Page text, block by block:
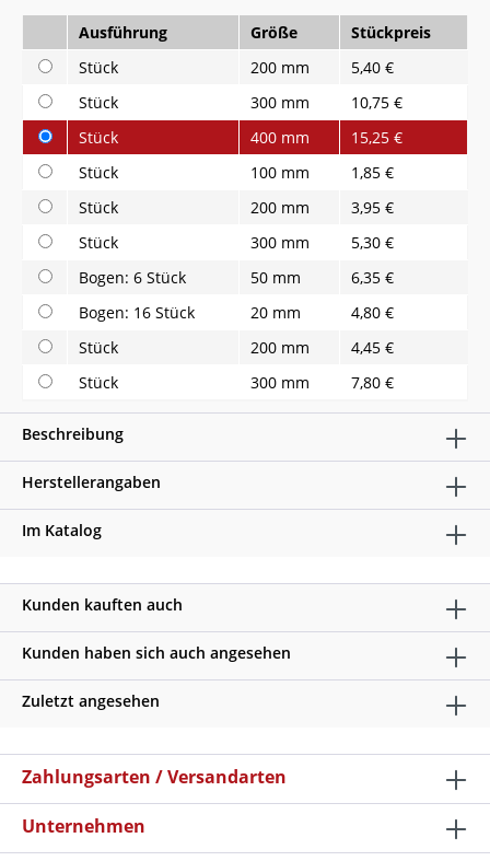
Ausführung Größe
Stückpreis
Stück
200 mm
5,40 €
Stück
300 mm
10,75 €
Stück
400 mm
15,25 €
Stück
100 mm
1,85 €
Stück
200 mm
3,95 €
Stück
300 mm
5,30 €
Bogen: 6 Stück
50 mm
6,35 €
Bogen: 16 Stück
20 mm
4,80 €
Stück
200 mm
4,45 €
Stück
300 mm 7,80 €
Beschreibung
Herstellerangaben
Im Katalog
Kunden kauften auch
Kunden haben sich auch angesehen
Zuletzt angesehen
Zahlungsarten / Versandarten
Unternehmen